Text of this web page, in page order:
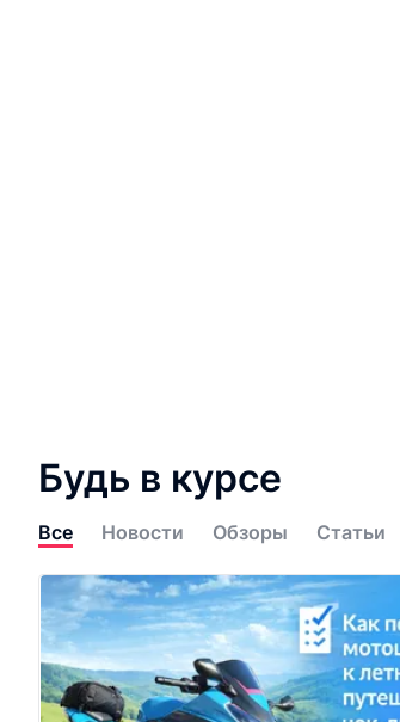
Будь в курсе
Все Новости Обзоры Статьи